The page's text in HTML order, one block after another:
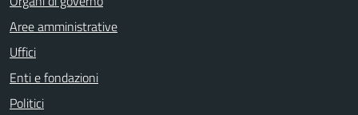
Aree amministrative
Uffici
Enti e fondazioni
Politici